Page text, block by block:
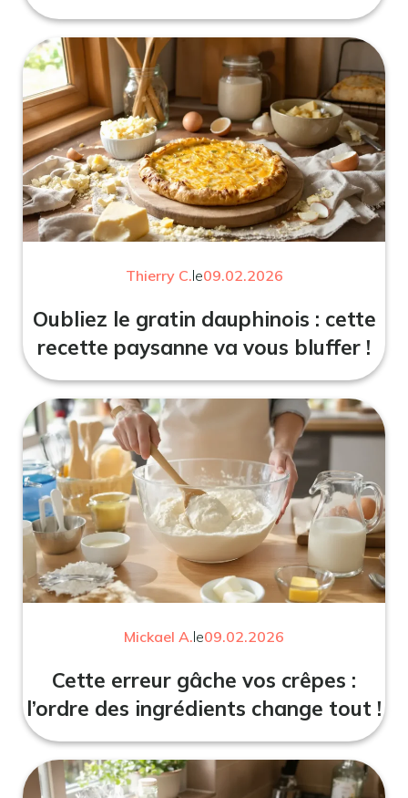
Thierry C.le09.02.2026
Oubliez le gratin dauphinois : cette
recette paysanne va vous bluffer !
Mickael A.le09.02.2026
Cette erreur gâche vos crêpes :
l’ordre des ingrédients change tout !